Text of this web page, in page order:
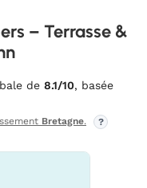
– Terrasse &
de 8.1/10, basée
Bretagne. ?